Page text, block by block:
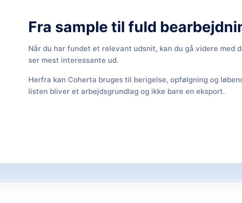
Fra sample til fuld
Når du har fundet et relevant udsnit, kan du gå videre med
ser mest interessante ud.
Herfra kan Coherta bruges til berigelse, opfølgning og
listen bliver et arbejdsgrundlag og ikke bare en eksport.